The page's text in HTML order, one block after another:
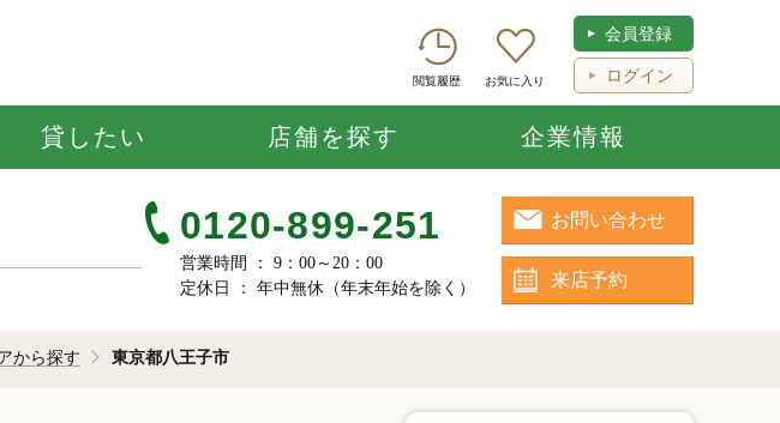
閲覧履歴 お気に入り
会員登録
ログイン
貸したい 店舗を探す 企業情報
0120-899-251
営業時間 ： 9：00～20：00
定休日 ： 年中無休（年末年始を除く）
お問い合わせ
来店予約
から探す 東京都八王子市